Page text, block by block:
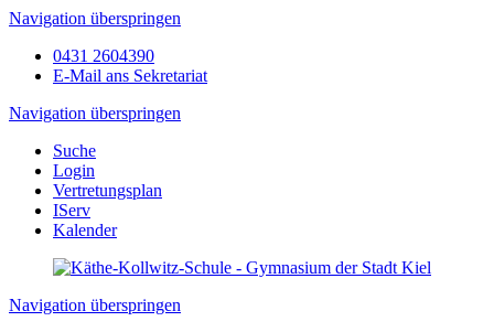
Navigation überspringen
0431 2604390
E-Mail ans Sekretariat
Navigation überspringen
Suche
Login
Vertretungsplan
IServ
Kalender
Navigation überspringen